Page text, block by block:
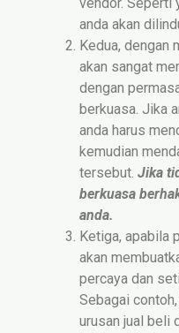
anda akan
Kedua, dengan
akan sangat
dengan
berkuasa. Jika
anda harus
kemudian
tersebut. Jika
berkuasa
anda.
Ketiga, apabila
akan
percaya dan
Sebagai
urusan jual beli